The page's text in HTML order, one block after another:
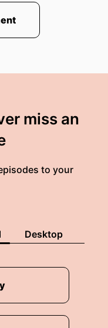
miss an
to your
Desktop